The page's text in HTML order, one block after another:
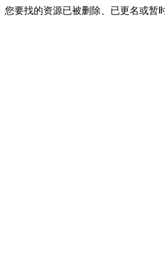
您要找的资源已被删除、已更名或暂